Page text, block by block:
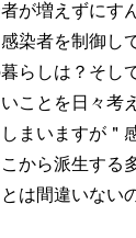
が増えずにす
染者を制御し
らしは？そし
ことを日々考
まいますが＂
から派生する
は間違いない